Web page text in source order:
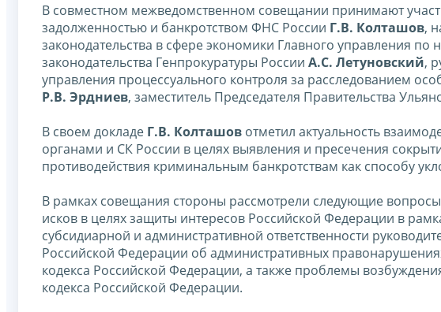
В совместном межведомственном совещании принимают
задолженностью и банкротством ФНС России Г.В. Колташов,
законодательства в сфере экономики Главного управления
законодательства Генпрокуратуры России А.С. Летуновский,
управления процессуального контроля за расследованием
Р.В. Эрдниев, заместитель Председателя Правительства
В своем докладе Г.В. Колташов отметил актуальность
органами и СК России в целях выявления и пресечения
противодействия криминальным банкротствам как способу
В рамках совещания стороны рассмотрели следующие
исков в целях защиты интересов Российской Федерации в
субсидиарной и административной ответственности
Российской Федерации об административных
кодекса Российской Федерации, а также проблемы
кодекса Российской Федерации.